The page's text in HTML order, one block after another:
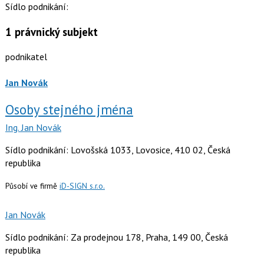
Sídlo podnikání:
1 právnický subjekt
podnikatel
Jan Novák
Osoby stejného jména
Ing. Jan Novák
Sídlo podnikání: Lovošská 1033, Lovosice, 410 02, Česká
republika
Působí ve firmě iD-SIGN s.r.o.
Jan Novák
Sídlo podnikání: Za prodejnou 178, Praha, 149 00, Česká
republika